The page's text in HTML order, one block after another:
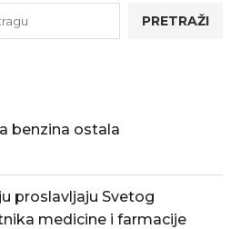
PRETRAŽI
benzina ostala
proslavljaju Svetog
medicine i farmacije